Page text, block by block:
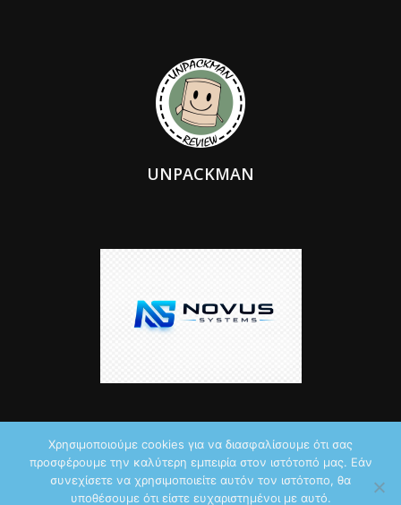
UNPACKMAN
© 2026 by iTechNews.gr
Χρησιμοποιούμε cookies για να διασφαλίσουμε ότι σας
προσφέρουμε την καλύτερη εμπειρία στον ιστότοπό μας. Εάν
συνεχίσετε να χρησιμοποιείτε αυτόν τον ιστότοπο, θα
υποθέσουμε ότι είστε ευχαριστημένοι με αυτό.